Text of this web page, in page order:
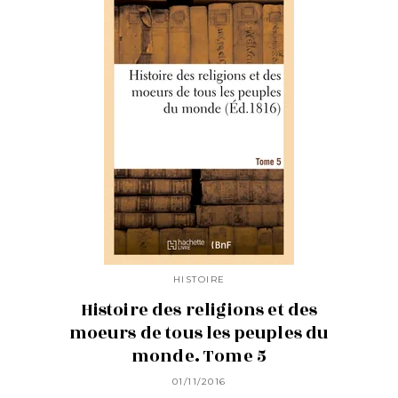
HISTOIRE
Histoire des religions et des
moeurs de tous les peuples du
monde. Tome 5
01/11/2016